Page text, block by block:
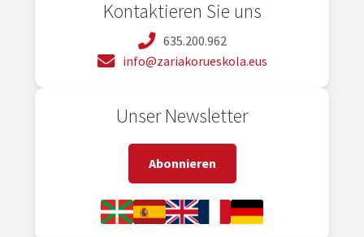
Kontaktieren Sie uns
635.200.962
info@zariakorueskola.eus
Unser Newsletter
Abonnieren